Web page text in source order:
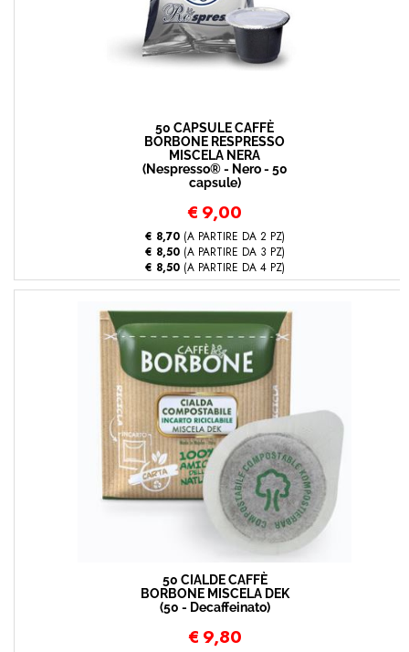
50 CAPSULE CAFFÈ
BORBONE RESPRESSO
MISCELA NERA
(Nespresso® - Nero - 50
capsule)
€ 9,00
€ 8,70(A PARTIRE DA 2 PZ)
€ 8,50(A PARTIRE DA 3 PZ)
€ 8,50(A PARTIRE DA 4 PZ)
50 CIALDE CAFFÈ
BORBONE MISCELA DEK
(50 - Decaffeinato)
€ 9,80